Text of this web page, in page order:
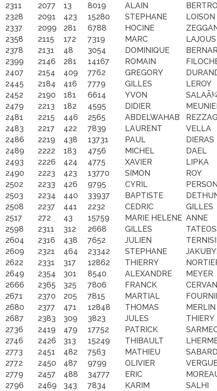
2311
2077 13 8019 ALAIN
2328
2091 423 15280 STEPHANE
LOISON
2337
2099 281 6788 HOCINE
2358
2115 172 7319 MARC
LAJOUS
2378
2131 48 3054 DOMINIQUE
2399
2146 281 14167 ROMAIN
2407
2154 409 7762 GREGORY
2445
2184 416 7779 GILLES
LEROY
2452
2190 181 6614 YVON
2479
2213 182 4595 DIDIER
2481
2215 446 2565 ABDELWAHAB
2483
2217 422 7839 LAURENT
VELLA
2486
2219 438 13731 PAUL
DIERAS
2489
2222 183 4756 MICHEL
DAEL
2493
2226 424 4775 XAVIER
LIPKA
2490
2223 423 13770 SIMON
ROY
2502
2233 426 9795 CYRIL
2503
2234 440 33937 BAPTISTE
2508
2237 441 2232 CEDRIC
GILLES
2517
272 43 15759 MARIE HELENE ANNE
2598
2311 312 2668 GILLES
2604
2316 438 7652 JULIEN
2609
2321 464 23342 STEPHANE
2622
2331 317 12862 THIERRY
2649
2354 301 8540 ALEXANDRE
MEYER
2666
2365 325 7806 FRANCK
2671
2370 205 7815 MARTIAL
2680
2377 471 12848 THOMAS
MERLIN
2687
2383 309 3823 JULES
THIERY
2736
2419 479 17752 PATRICK
2746
2426 313 15249 THIBAULT
2773
2451 482 7563 MATHIEU
2772
2450 487 9799 OLIVIER
2779
2457 488 34777 ERIC
2796
2469 343 7834 KARIM
SALHI